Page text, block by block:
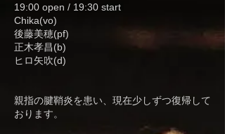
19:00 open / 19:30 start
Chika(vo)
後藤美穂(pf)
正木孝昌(b)
ヒロ矢吹(d)
親指の腱鞘炎を患い、現在少しずつ復帰して
おります。